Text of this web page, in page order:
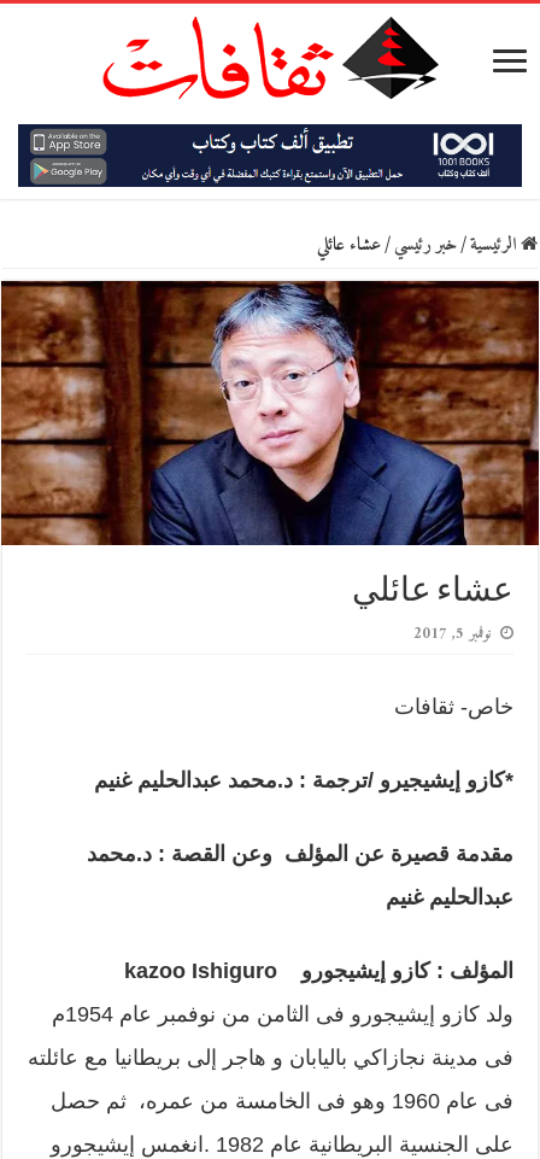
الرئيسية/خبر رئيسي/عشاء عائلي
عشاء عائلي
نوفمبر 5, 2017
خاص- ثقافات
*كازو إيشيجيرو /ترجمة : د.محمد عبدالحليم غنيم
مقدمة قصيرة عن المؤلف وعن القصة : د.محمد
عبدالحليم غنيم
المؤلف :كازو إيشيجورو
kazoo Ishiguro
ولد كازو إيشيجورو فى الثامن من نوفمبر عام 1954م
فى مدينة نجازاكي باليابان و هاجر إلى بريطانيا مع عائلته
فى عام 1960 وهو فى الخامسة من عمره، ثم حصل
على الجنسية البريطانية عام 1982 .انغمس إيشيجورو